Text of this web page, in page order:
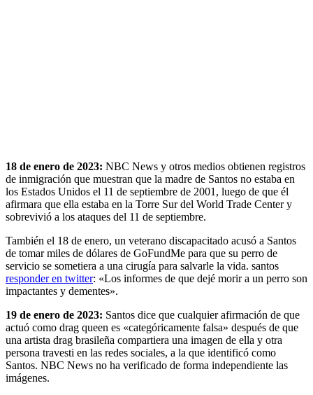
18 de enero de 2023: NBC News y otros medios obtienen registros
de inmigración que muestran que la madre de Santos no estaba en
los Estados Unidos el 11 de septiembre de 2001, luego de que él
afirmara que ella estaba en la Torre Sur del World Trade Center y
sobrevivió a los ataques del 11 de septiembre.
También el 18 de enero, un veterano discapacitado acusó a Santos
de tomar miles de dólares de GoFundMe para que su perro de
servicio se sometiera a una cirugía para salvarle la vida. santos
responder en twitter: «Los informes de que dejé morir a un perro son
impactantes y dementes».
19 de enero de 2023: Santos dice que cualquier afirmación de que
actuó como drag queen es «categóricamente falsa» después de que
una artista drag brasileña compartiera una imagen de ella y otra
persona travesti en las redes sociales, a la que identificó como
Santos. NBC News no ha verificado de forma independiente las
imágenes.